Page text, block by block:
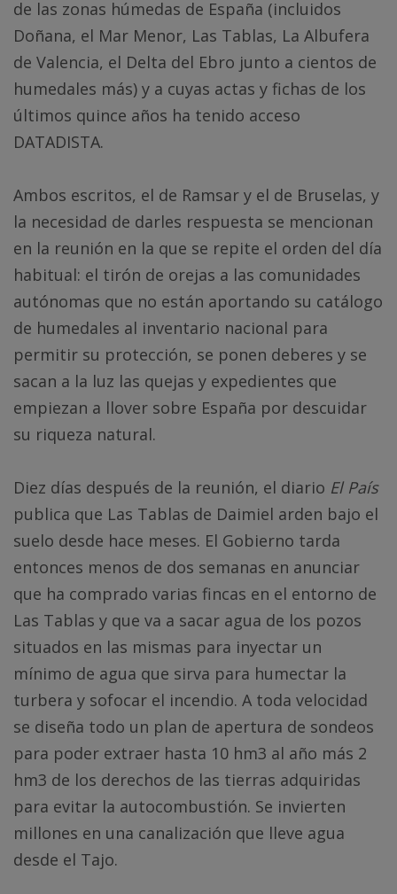
de las zonas húmedas de España (incluidos
Doñana, el Mar Menor, Las Tablas, La Albufera
de Valencia, el Delta del Ebro junto a cientos de
humedales más) y a cuyas actas y fichas de los
últimos quince años ha tenido acceso
DATADISTA.
Ambos escritos, el de Ramsar y el de Bruselas, y
la necesidad de darles respuesta se mencionan
en la reunión en la que se repite el orden del día
habitual: el tirón de orejas a las comunidades
autónomas que no están aportando su catálogo
de humedales al inventario nacional para
permitir su protección, se ponen deberes y se
sacan a la luz las quejas y expedientes que
empiezan a llover sobre España por descuidar
su riqueza natural.
Diez días después de la reunión, el diario El País
publica que Las Tablas de Daimiel arden bajo el
suelo desde hace meses. El Gobierno tarda
entonces menos de dos semanas en anunciar
que ha comprado varias fincas en el entorno de
Las Tablas y que va a sacar agua de los pozos
situados en las mismas para inyectar un
mínimo de agua que sirva para humectar la
turbera y sofocar el incendio. A toda velocidad
se diseña todo un plan de apertura de sondeos
para poder extraer hasta 10 hm3 al año más 2
hm3 de los derechos de las tierras adquiridas
para evitar la autocombustión. Se invierten
millones en una canalización que lleve agua
desde el Tajo.